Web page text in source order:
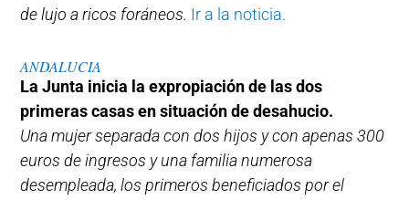
de lujo a ricos foráneos. Ir a la noticia.
ANDALUCIA
La Junta inicia la expropiación de las dos
primeras casas en situación de desahucio.
Una mujer separada con dos hijos y con apenas 300
euros de ingresos y una familia numerosa
desempleada, los primeros beneficiados por el